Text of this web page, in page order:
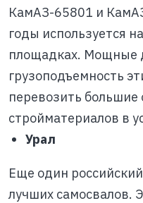
КамАЗ-65801 и
годы используется
площадках. Мощные
грузоподъемность
перевозить
стройматериалов в
Урал
Еще один
лучших самосвалов.